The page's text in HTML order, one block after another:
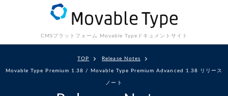
CMSプラットフォーム Movable Type ドキュメントサイト
TOP Release Notes
Movable Type Premium 1.38 / Movable Type Premium Advanced 1.38 リリース
ノート